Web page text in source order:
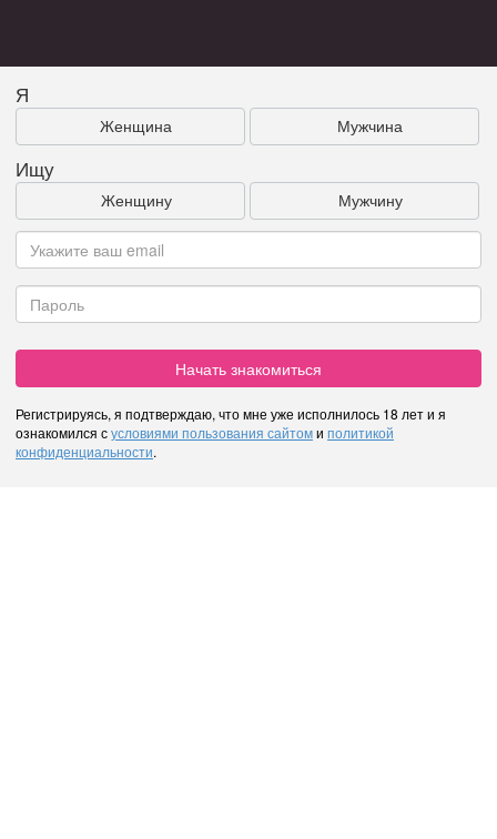
Я
Женщина Мужчина
Ищу
Женщину Мужчину
Начать знакомиться
Регистрируясь, я подтверждаю, что мне уже исполнилось 18 лет и я
ознакомился сусловиями пользования сайтоми политикой
конфиденциальности.